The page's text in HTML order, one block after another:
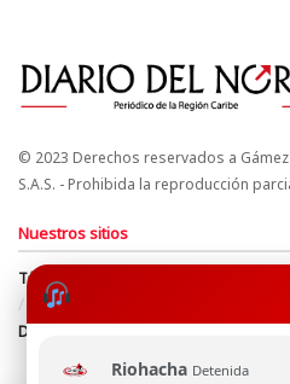
Riohacha Detenida
© 2023 Derechos reservados a
S.A.S. - Prohibida la reproducción
Nuestros sitios
Términos y Condiciones
Política de uso de cookies
Directrices Editoriales